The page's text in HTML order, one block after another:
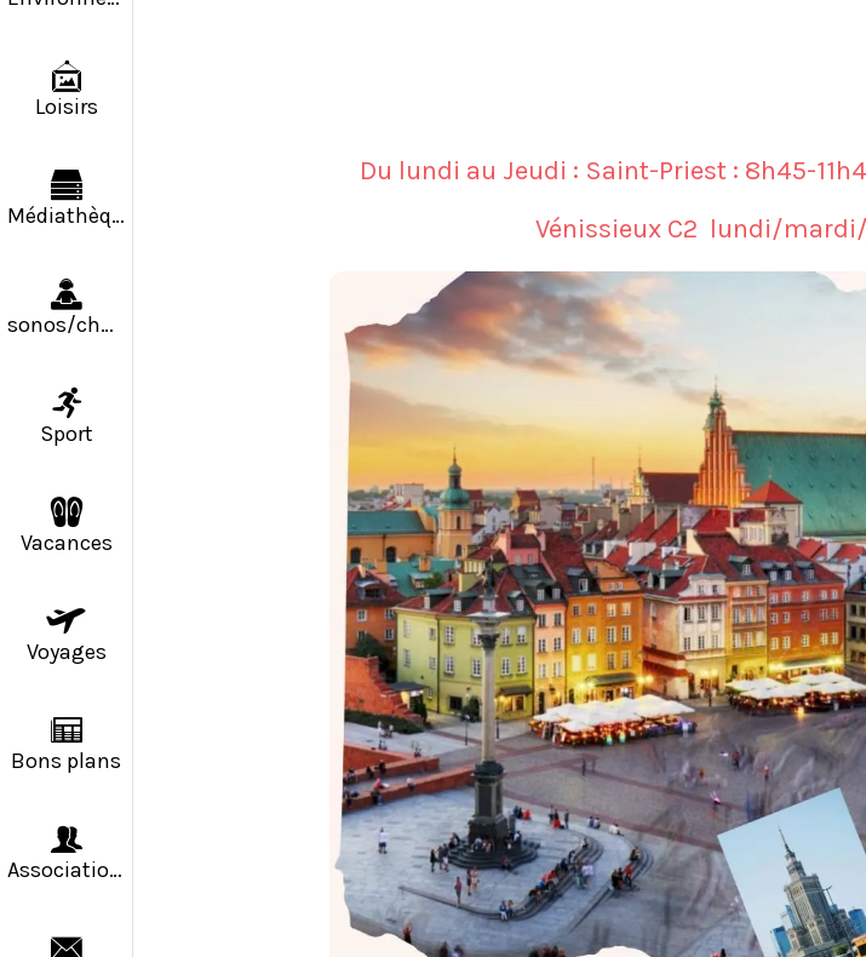
Loisirs
Médiathèque
sonos/chapiteaux
Sport
Vacances
Voyages
Bons plans
Associations
Du lundi au Jeudi : Saint-Priest : 8h45-
Vénissieux C2 lundi/mardi/